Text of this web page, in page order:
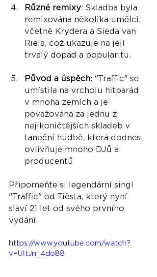
Různé remixy: Skladba byla
remixována několika umělci,
včetně Krydera a Sieda van
Riela, což ukazuje na její
trvalý dopad a popularitu​.
Původ a úspěch: "Traffic" se
umístila na vrcholu hitparád
v mnoha zemích a je
považována za jednu z
nejikoničtějších skladeb v
taneční hudbě, která dodnes
ovlivňuje mnoho DJů a
producentů​
Připomeňte si legendární singl
"Traffic" od Tiësta, který nyní
slaví 21 let od svého prvního
vydání.
https://www.youtube.com/watch?
v=UItJn_4do88